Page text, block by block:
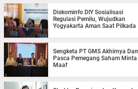
Diskominfo DIY Sosialisasi
Regulasi Pemilu, Wujudkan
Yogyakarta Aman Saat Pilkada
Sengketa PT GMS Akhirnya
Pasca Pemegang Saham Minta
Maaf